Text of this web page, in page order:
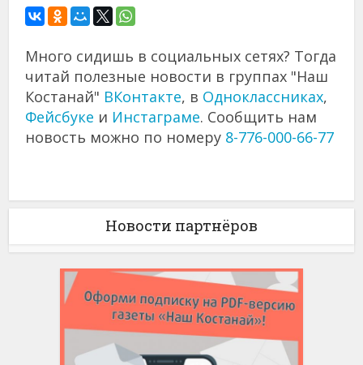
Много сидишь в социальных сетях? Тогда
читай полезные новости в группах "Наш
Костанай" ВКонтакте, в Одноклассниках,
Фейсбуке и Инстаграме. Сообщить нам
новость можно по номеру 8-776-000-66-77
Новости партнёров